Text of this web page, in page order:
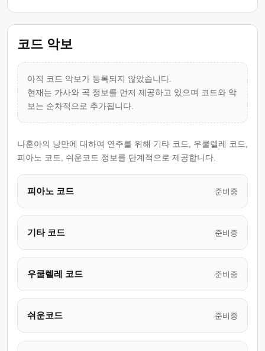
코드 악보
아직 코드 악보가 등록되지 않았습니다.
현재는 가사와 곡 정보를 먼저 제공하고 있으며 코드와 악
보는 순차적으로 추가됩니다.
나훈아의 낭만에 대하여 연주를 위해 기타 코드, 우쿨렐레 코드,
피아노 코드, 쉬운코드 정보를 단계적으로 제공합니다.
피아노 코드 준비중
기타 코드 준비중
우쿨렐레 코드 준비중
쉬운코드 준비중